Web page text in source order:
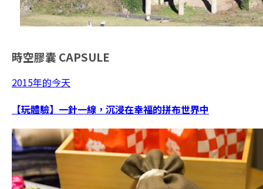
時空膠囊 CAPSULE
2015年的今天
【玩體驗】一針一線，沉浸在幸福的拼布世界中